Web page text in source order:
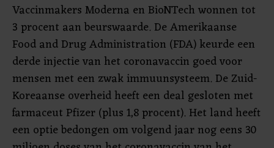
Vaccinmakers Moderna en BioNTech wonnen tot
3 procent aan beurswaarde. De Amerikaanse
Food and Drug Administration (FDA) keurde een
derde injectie van het coronavaccin goed voor
mensen met een zwak immuunsysteem. De Zuid-
Koreaanse overheid heeft een deal gesloten met
farmaceut Pfizer (plus 1,8 procent). Het land heeft
een optie bedongen om volgend jaar nog eens 30